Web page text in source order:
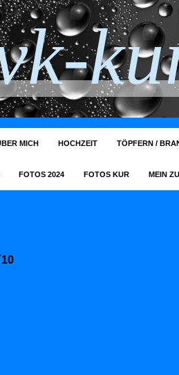
MICH HOCHZEIT TÖPFERN /
FOTOS 2024 FOTOS KUR MEIN